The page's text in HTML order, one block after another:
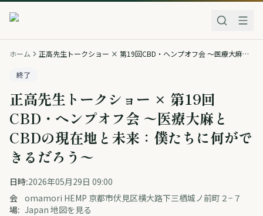
ホーム 正高先生トークショー × 第19回CBD・ヘンプオフ会 〜医療大麻とCBDの現在地と未来：僕たちに何ができるだろう〜
終了
正高先生トークショー × 第19回
CBD・ヘンプオフ会 〜医療大麻と
CBDの現在地と未来：僕たちに何がで
きるだろう〜
日時:2026年05月29日 09:00
会
場:
omamori HEMP 京都市伏見区横大路下三栖城ノ前町２−７
Japan 地図を見る